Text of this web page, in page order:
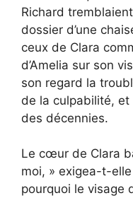
Richard
dossier d’une
ceux de Clara
d’Amelia sur son
son regard la
de la culpabilité,
des décennies.
Le cœur de Clara
moi, » exigea-t-elle
pourquoi le visage